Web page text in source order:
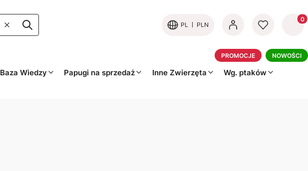
WyczyśćSzukaj PL PLN
PROMOCJE NOWOŚCI
Baza Wiedzy Papugi na sprzedaż Inne Zwierzęta
Wg. ptaków